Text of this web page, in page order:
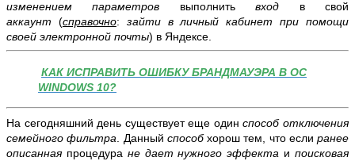
изменением параметров выполнитьвход в свой
аккаунт (справочно: зайти в личный кабинет при помощи
своей электронной почты) в Яндексе.
КАК ИСПРАВИТЬ ОШИБКУ БРАНДМАУЭРА В ОС
WINDOWS 10?
На сегодняшний день существует еще одинспособ отключения
семейного фильтра. Данный способхорош тем, что если ранее
описаннаяпроцедура не дает нужного эффекта ипоисковая